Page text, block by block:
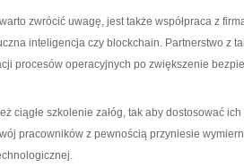
zwrócić uwagę, jest także współpraca z
inteligencja czy blockchain. Partnerstwo z
procesów operacyjnych po zwiększenie
ciągłe szkolenie załóg, tak aby ⁣dostosować
pracowników z pewnością przyniesie